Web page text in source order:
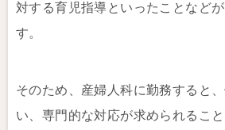
対する育児指導といったことなど
す。
そのため、産婦人科に勤務すると
い、専門的な対応が求められるこ